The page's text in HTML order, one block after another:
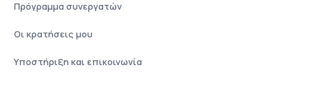
Πρόγραμμα συνεργατών
Οι κρατήσεις μου
Υποστήριξη και επικοινωνία